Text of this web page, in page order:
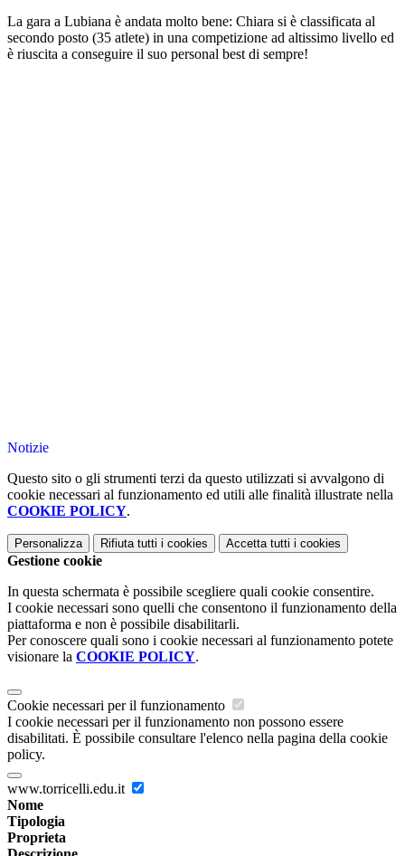
La gara a Lubiana è andata molto bene: Chiara si è classificata al
secondo posto (35 atlete) in una competizione ad altissimo livello ed
è riuscita a conseguire il suo personal best di sempre!
Notizie
Questo sito o gli strumenti terzi da questo utilizzati si avvalgono di
cookie necessari al funzionamento ed utili alle finalità illustrate nella
COOKIE POLICY.
Personalizza Rifiuta tutti i cookies Accetta tutti i cookies
Gestione cookie
In questa schermata è possibile scegliere quali cookie consentire.
I cookie necessari sono quelli che consentono il funzionamento della
piattaforma e non è possibile disabilitarli.
Per conoscere quali sono i cookie necessari al funzionamento potete
visionare la COOKIE POLICY.
Cookie necessari per il funzionamento
I cookie necessari per il funzionamento non possono essere
disabilitati. È possibile consultare l'elenco nella pagina della cookie
policy.
www.torricelli.edu.it
Nome
Tipologia
Proprieta